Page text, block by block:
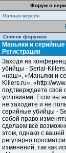
Форум о
Полная версия
Список форумов
Маньяки и
Регистрация
Заходя на
убийцы - Serial-
«наш», «Маньяки и
Killers.ru», «http://
подтверждаете своё
условиями. Если вы
не заходите и не
серийные убийцы -
собой право
сделаем всё
этом, однако с
регулярно
изменений, так как